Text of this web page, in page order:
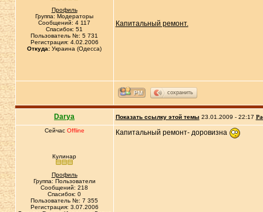
Профиль
Группа: Модераторы
Сообщений: 4 117
Спасибок: 51
Пользователь №: 5 731
Регистрация: 4.02.2006
Откуда: Украина (Одесса)
Капитальный ремонт.
сохранить
Darya Показать ссылку этой темы 23.01.2009 - 22:17
Сейчас Offline
Кулинар
Профиль
Группа: Пользователи
Сообщений: 218
Спасибок: 0
Пользователь №: 7 355
Регистрация: 3.07.2006
Капитальный ремонт- доровизна